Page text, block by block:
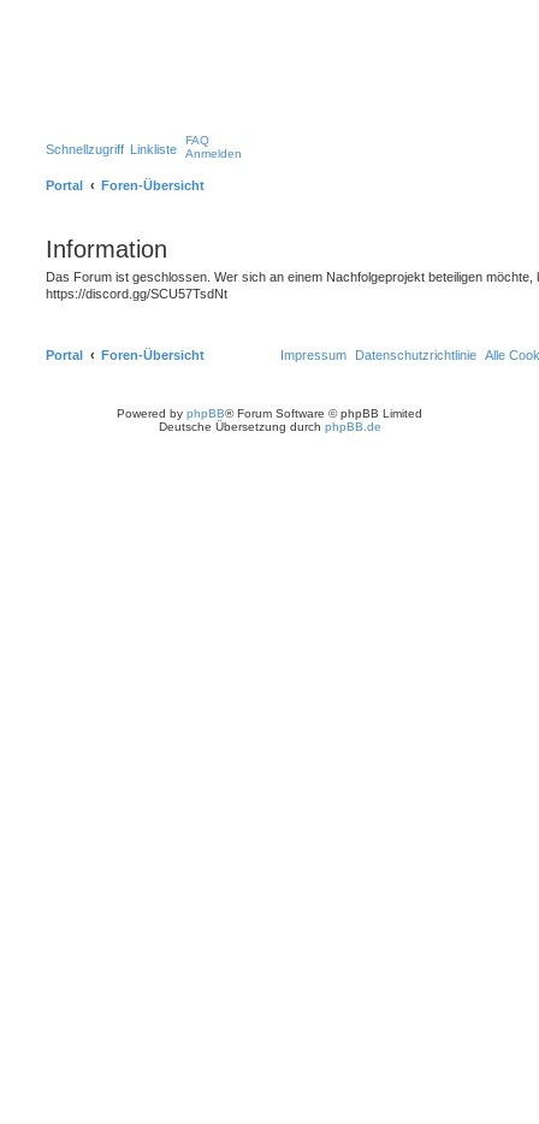
Schnellzugriff Linkliste
FAQ
Anmelden
Portal Foren-Übersicht
Information
Das Forum ist geschlossen. Wer sich an einem Nachfolgeprojekt beteiligen
https://discord.gg/SCU57TsdNt
Portal Foren-Übersicht Alle
Datenschutzrichtlinie
Impressum
Powered by phpBB® Forum Software © phpBB Limited
Deutsche Übersetzung durch phpBB.de